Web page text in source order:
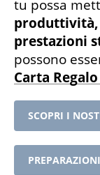
tu possa
produttività,
prestazioni
possono
Carta
SCOPRI I